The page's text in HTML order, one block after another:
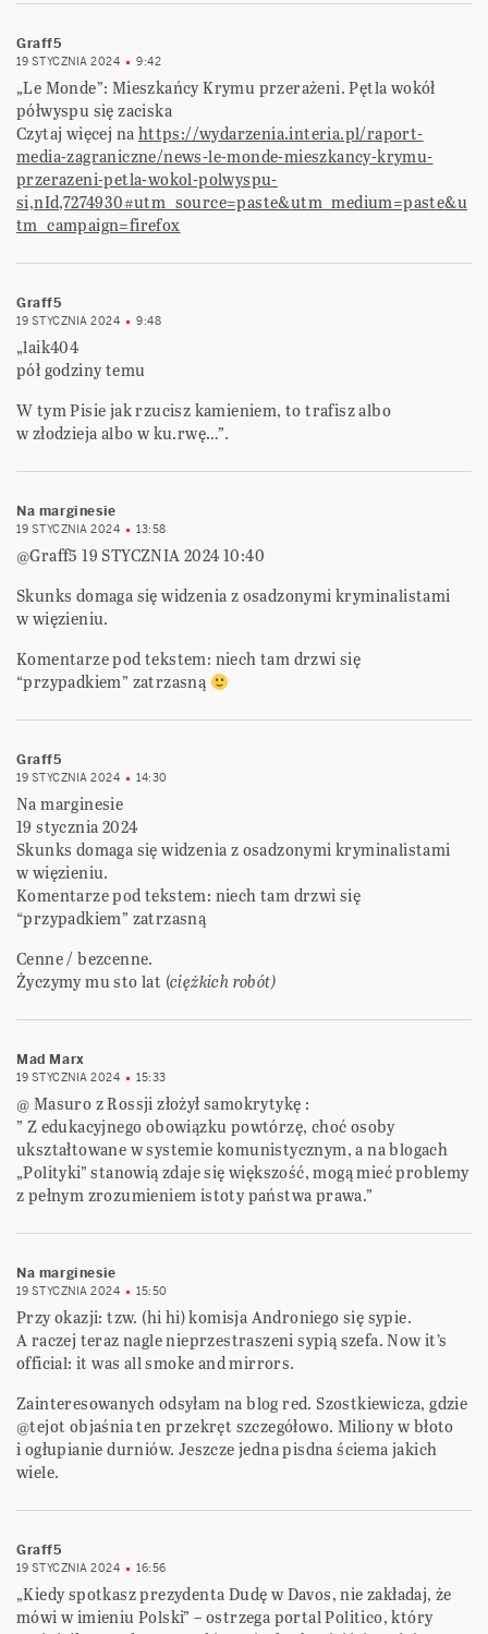
Graff5
19 STYCZNIA 2024 9:42
„Le Monde”: Mieszkańcy Krymu przerażeni. Pętla wokół
półwyspu się zaciska
Czytaj więcej nahttps://wydarzenia.interia.pl/raport-
media-zagraniczne/news-le-monde-mieszkancy-krymu-
przerazeni-petla-wokol-polwyspu-
si,nId,7274930#utm_source=paste&utm_medium=paste&u
tm_campaign=firefox
Graff5
19 STYCZNIA 2024 9:48
„laik404
pół godziny temu
W tym Pisie jak rzucisz kamieniem, to trafisz albo
w złodzieja albo w ku.rwę…”.
Na marginesie
19 STYCZNIA 2024 13:58
@Graff5 19 STYCZNIA 2024 10:40
Skunks domaga się widzenia z osadzonymi kryminalistami
w więzieniu.
Komentarze pod tekstem: niech tam drzwi się
“przypadkiem” zatrzasną
Graff5
19 STYCZNIA 2024 14:30
Na marginesie
19 stycznia 2024
Skunks domaga się widzenia z osadzonymi kryminalistami
w więzieniu.
Komentarze pod tekstem: niech tam drzwi się
“przypadkiem” zatrzasną
Cenne / bezcenne.
Życzymy mu sto lat (ciężkich robót)
Mad Marx
19 STYCZNIA 2024 15:33
@ Masuro z Rossji złożył samokrytykę :
” Z edukacyjnego obowiązku powtórzę, choć osoby
ukształtowane w systemie komunistycznym, a na blogach
„Polityki” stanowią zdaje się większość, mogą mieć problemy
z pełnym zrozumieniem istoty państwa prawa.”
Na marginesie
19 STYCZNIA 2024 15:50
Przy okazji: tzw. (hi hi) komisja Androniego się sypie.
A raczej teraz nagle nieprzestraszeni sypią szefa. Now it’s
official: it was all smoke and mirrors.
Zainteresowanych odsyłam na blog red. Szostkiewicza, gdzie
@tejot objaśnia ten przekręt szczegółowo. Miliony w błoto
i ogłupianie durniów. Jeszcze jedna pisdna ściema jakich
wiele.
Graff5
19 STYCZNIA 2024 16:56
„Kiedy spotkasz prezydenta Dudę w Davos, nie zakładaj, że
mówi w imieniu Polski” – ostrzega portal Politico, który